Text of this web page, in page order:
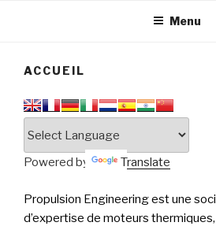
PERFORMANCE
Menu
ACCUEIL
Powered by Translate
Propulsion Engineering est une
d’expertise de moteurs